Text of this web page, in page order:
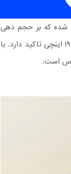
شده که بر حجم دهی
مضاعف به چراغ‌ها، سقف سیاه رنگ و استفاده از رینگ های بزرگ ۱۸ و ۱۹ اینچی تاکید دارد. با
است.